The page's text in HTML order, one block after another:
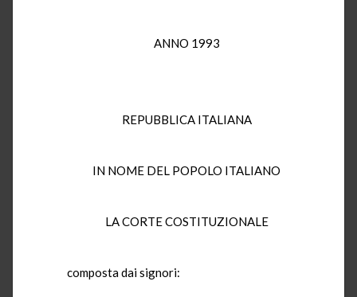
ANNO 1993
REPUBBLICA ITALIANA
IN NOME DEL POPOLO ITALIANO
LA CORTE COSTITUZIONALE
composta dai signori: